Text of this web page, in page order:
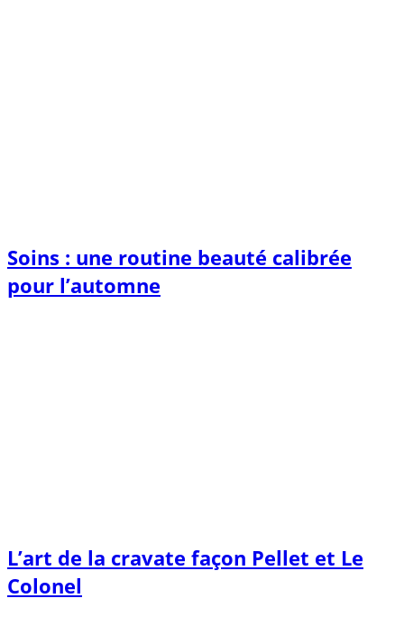
Soins : une routine beauté calibrée
pour l’automne
L’art de la cravate façon Pellet et Le
Colonel